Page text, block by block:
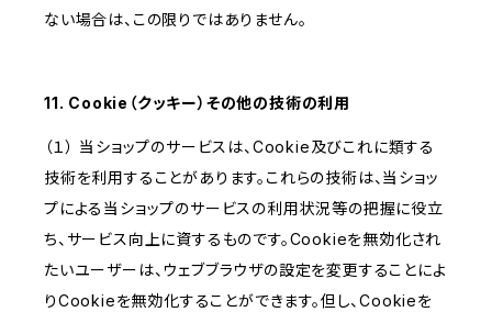
ない場合は、この限りではありません。
11. Cookie（クッキー）その他の技術の利用
（１） 当ショップのサービスは、Cookie及びこれに類する
技術を利用することがあります。これらの技術は、当ショッ
プによる当ショップのサービスの利用状況等の把握に役立
ち、サービス向上に資するものです。Cookieを無効化され
たいユーザーは、ウェブブラウザの設定を変更することによ
りCookieを無効化することができます。但し、Cookieを